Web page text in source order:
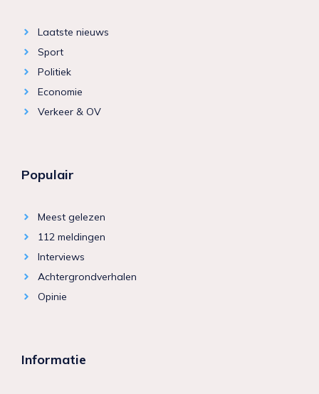
Laatste nieuws
Sport
Politiek
Economie
Verkeer & OV
Populair
Meest gelezen
112 meldingen
Interviews
Achtergrondverhalen
Opinie
Informatie